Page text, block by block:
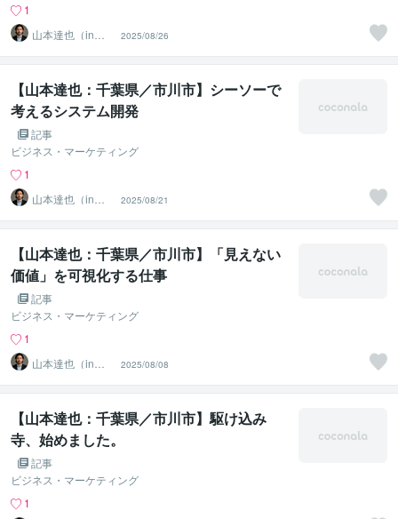
1
山本達也（in千
葉県市川市）
2025/08/26
【山本達也：千葉県／市川市】シーソーで
考えるシステム開発
記事
ビジネス・マーケティング
1
山本達也（in千
葉県市川市）
2025/08/21
【山本達也：千葉県／市川市】「見えない
価値」を可視化する仕事
記事
ビジネス・マーケティング
1
山本達也（in千
葉県市川市）
2025/08/08
【山本達也：千葉県／市川市】駆け込み
寺、始めました。
記事
ビジネス・マーケティング
1